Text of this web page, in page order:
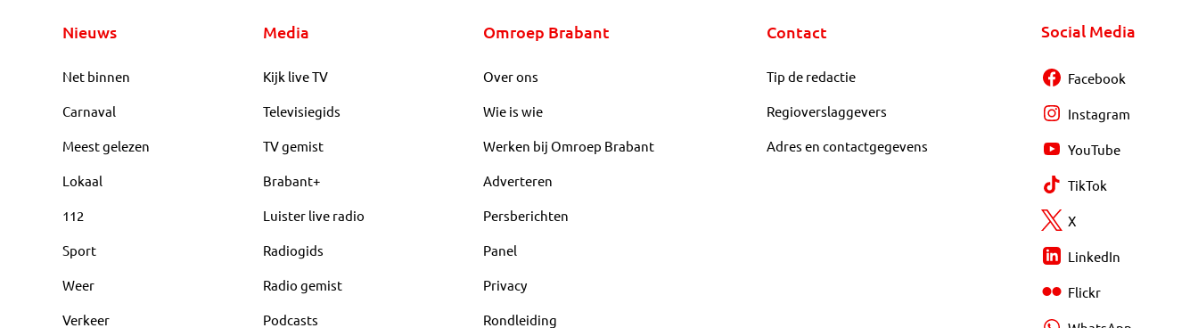
Nieuws
Net binnen
Carnaval
Meest gelezen
Lokaal
112
Sport
Weer
Verkeer
Media
Kijk live TV
Televisiegids
TV gemist
Brabant+
Luister live radio
Radiogids
Radio gemist
Podcasts
Omroep Brabant
Over ons
Wie is wie
Werken bij Omroep Brabant
Adverteren
Persberichten
Panel
Privacy
Rondleiding
Contact
Tip de redactie
Regioverslaggevers
Adres en contactgegevens
Social Media
Facebook
Instagram
YouTube
TikTok
X
LinkedIn
Flickr